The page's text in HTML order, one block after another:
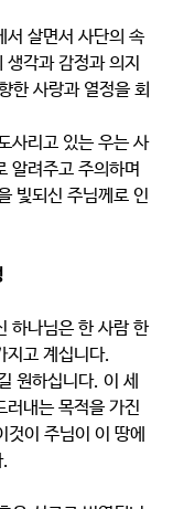
각과 감정과 의지
한 사랑과 열정을 회
알려주고 주의하며
빛되신 주님께로 인
하나님은 한 사람 한
지고 계십니다.
러내는 목적을 가진
이 주님이 이 땅에